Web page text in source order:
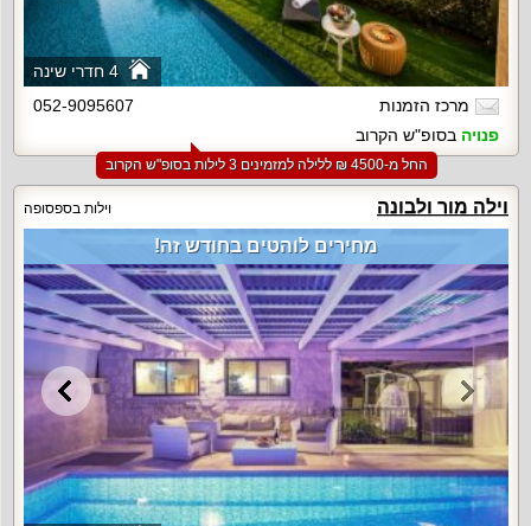
4 חדרי שינה
מרכז הזמנות
052-9095607
פנויה בסופ"ש הקרוב
החל מ-‏4500 ₪ ללילה למזמינים 3 לילות בסופ"ש הקרוב
וילה מור ולבונה וילות בספסופה
מחירים לוהטים בחודש זה!